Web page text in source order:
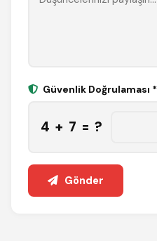
Güvenlik Doğrulaması *
4 + 7 = ?
Gönder